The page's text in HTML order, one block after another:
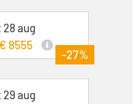
aug
€ 8555
-27%
aug